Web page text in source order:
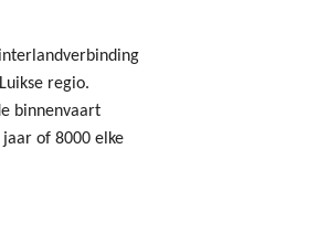
regio.
binnenvaart
of 8000 elke